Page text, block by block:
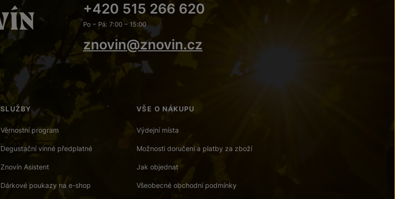
+420 515 266 620
Po – Pá: 7:00 – 15:00
znovin@znovin.cz
SLUŽBY
Věrnostní program
Degustační vinné předplatné
Znovín Asistent
Dárkové poukazy na e-shop
VŠE O NÁKUPU
Výdejní místa
Možnosti doručení a platby za zboží
Jak objednat
Všeobecné obchodní podmínky